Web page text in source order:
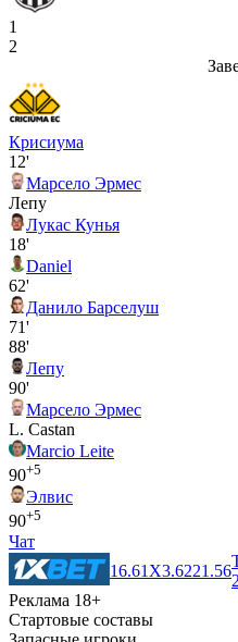
1
2
Крисиума
12'
Марсело Эрмес
Лепу
Лукас Кунья
18'
Daniel
62'
Данило Барселуш
71'
88'
Лепу
90'
Марсело Эрмес
L. Castan
Marcio Leite
90+5
Элвис
90+5
Чат
16.61 X3.6221.56
Реклама 18+
Стартовые составы